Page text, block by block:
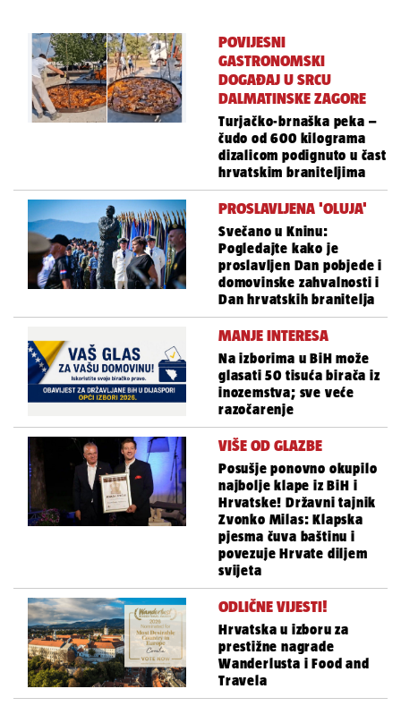
POVIJESNI
GASTRONOMSKI
DOGAĐAJ U SRCU
DALMATINSKE ZAGORE
Turjačko-brnaška peka –
čudo od 600 kilograma
dizalicom podignuto u čast
hrvatskim braniteljima
PROSLAVLJENA 'OLUJA'
Svečano u Kninu:
Pogledajte kako je
proslavljen Dan pobjede i
domovinske zahvalnosti i
Dan hrvatskih branitelja
MANJE INTERESA
Na izborima u BiH može
glasati 50 tisuća birača iz
inozemstva; sve veće
razočarenje
VIŠE OD GLAZBE
Posušje ponovno okupilo
najbolje klape iz BiH i
Hrvatske! Državni tajnik
Zvonko Milas: Klapska
pjesma čuva baštinu i
povezuje Hrvate diljem
svijeta
ODLIČNE VIJESTI!
Hrvatska u izboru za
prestižne nagrade
Wanderlusta i Food and
Travela